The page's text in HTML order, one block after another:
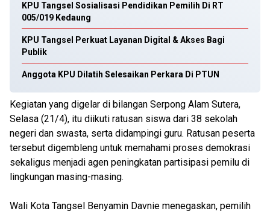
KPU Tangsel Sosialisasi Pendidikan Pemilih Di RT
005/019 Kedaung
KPU Tangsel Perkuat Layanan Digital & Akses Bagi
Publik
Anggota KPU Dilatih Selesaikan Perkara Di PTUN
Kegiatan yang digelar di bilangan Serpong Alam Sutera,
Selasa (21/4), itu diikuti ratusan siswa dari 38 sekolah
negeri dan swasta, serta didampingi guru. Ratusan peserta
tersebut digembleng untuk memahami proses demokrasi
sekaligus menjadi agen peningkatan partisipasi pemilu di
lingkungan masing-masing.
Wali Kota Tangsel Benyamin Davnie menegaskan, pemilih